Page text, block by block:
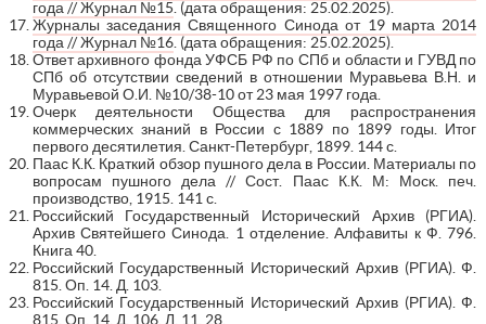
года // Журнал №15 . (дата обращения: 25.02.2025).
Журналы заседания Священного Синода от 19 марта 2014
года // Журнал №16. (дата обращения: 25.02.2025).
Ответ архивного фонда УФСБ РФ по СПб и области и ГУВД по
СПб об отсутствии сведений в отношении Муравьева В.Н. и
Муравьевой О.И. №10/38-10 от 23 мая 1997 года.
Очерк деятельности Общества для распространения
коммерческих знаний в России с 1889 по 1899 годы. Итог
первого десятилетия. Санкт-Петербург, 1899. 144 с.
Паас К.К. Краткий обзор пушного дела в России. Материалы по
вопросам пушного дела // Сост. Паас К.К. М: Моск. печ.
производство, 1915. 141 с.
Российский Государственный Исторический Архив (РГИА).
Архив Святейшего Синода. 1 отделение. Алфавиты к Ф. 796.
Книга 40.
Российский Государственный Исторический Архив (РГИА). Ф.
815. Оп. 14. Д. 103.
Российский Государственный Исторический Архив (РГИА). Ф.
815. Оп. 14. Д. 106. Л. 11, 28.